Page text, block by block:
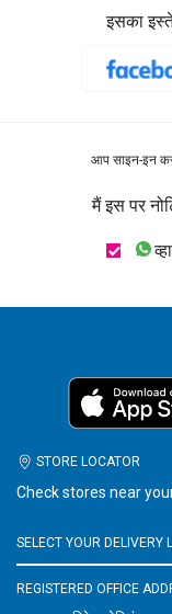
इसका
आप साइन-इन
मैं इस पर
STORE LOCATOR
Check stores near
REGISTERED OFFICE